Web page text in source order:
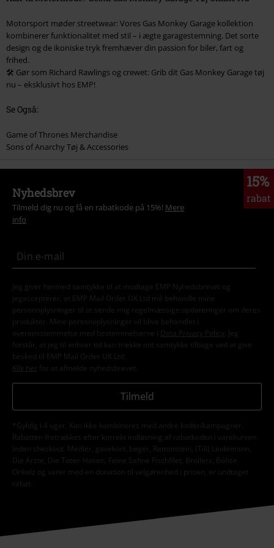
Motorsport møder streetwear: Vores Gas Monkey Garage kollektion
kombinerer funktionalitet med stil – i ægte garagestemning. Det sorte
design og de ikoniske tryk fremhæver din passion for biler, fart og
frihed.
🛠️ Gør som Richard Rawlings og crewet: Grib dit Gas Monkey Garage tøj
nu – eksklusivt hos EMP!
Se Også:
Game of Thrones Merchandise
Sons of Anarchy Tøj & Accessories
15%
rabat
Nyhedsbrev
Tilmeld dig nu og få en rabatkode på 15%! Mere
info
Jeg giver hermed samtykke til at modtage EMP Nyhedsbrevet og
jegaccepterer, at EMP Mail Order UK Ltd må behandle mine
personoplysninger til at sende mig regelmæssige opdateringer om deres
produkter. Mine personoplysninger vil blive behandlet i
overensstemmelse med bestemmelserne i
Data Privacy Policy
. Jeg
forstår, at jeg til enhver tid kan trække mit samtykke tilbage ved at give
besked til EMP Mail Order UK Ltd.
Klik her
for at afmelde nyhedsbrevet.
Tilmeld
*Gyldig i 4 uger. Kan ikke kombineres med andre koder/kampagner.
Rabatten fratrækkes efter korrekt indløsning af rabatkoden i varekurven
inden checkout. Medier, gavekort, bøger, Rammstein, (Till) Lindemann,
Die Ärzte, Die Toten Hosen, Feine Sahne Fischfilet, Broilers, Böhse
Onkelz og varer med en donation til velgørenhed i prisen, er undtaget
rabat.